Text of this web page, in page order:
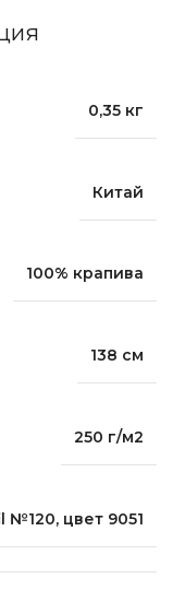
0,35 кг
Китай
100% крапива
138 см
250 г/м2
№120, цвет 9051